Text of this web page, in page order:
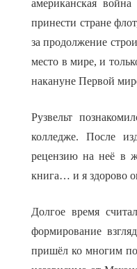
американская
принести стране
за продолжение
место в мире, и
накануне Первой
Рузвельт
колледже. После
рецензию на неё в
книга… и я здорово
Долгое время
формирование
пришёл ко многим